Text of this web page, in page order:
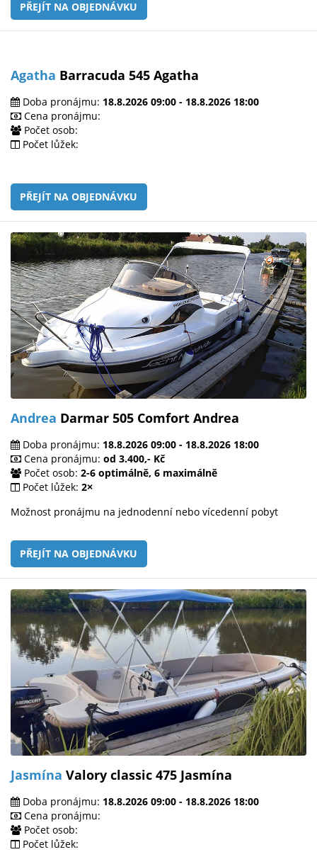
PŘEJÍT NA OBJEDNÁVKU
Agatha Barracuda 545 Agatha
Doba pronájmu: 18.8.2026 09:00 - 18.8.2026 18:00
Cena pronájmu:
Počet osob:
Počet lůžek:
PŘEJÍT NA OBJEDNÁVKU
Andrea Darmar 505 Comfort Andrea
Doba pronájmu: 18.8.2026 09:00 - 18.8.2026 18:00
Cena pronájmu: od 3.400,- Kč
Počet osob: 2-6 optimálně, 6 maximálně
Počet lůžek: 2×
Možnost pronájmu na jednodenní nebo vícedenní pobyt
PŘEJÍT NA OBJEDNÁVKU
Jasmína Valory classic 475 Jasmína
Doba pronájmu: 18.8.2026 09:00 - 18.8.2026 18:00
Cena pronájmu:
Počet osob:
Počet lůžek: